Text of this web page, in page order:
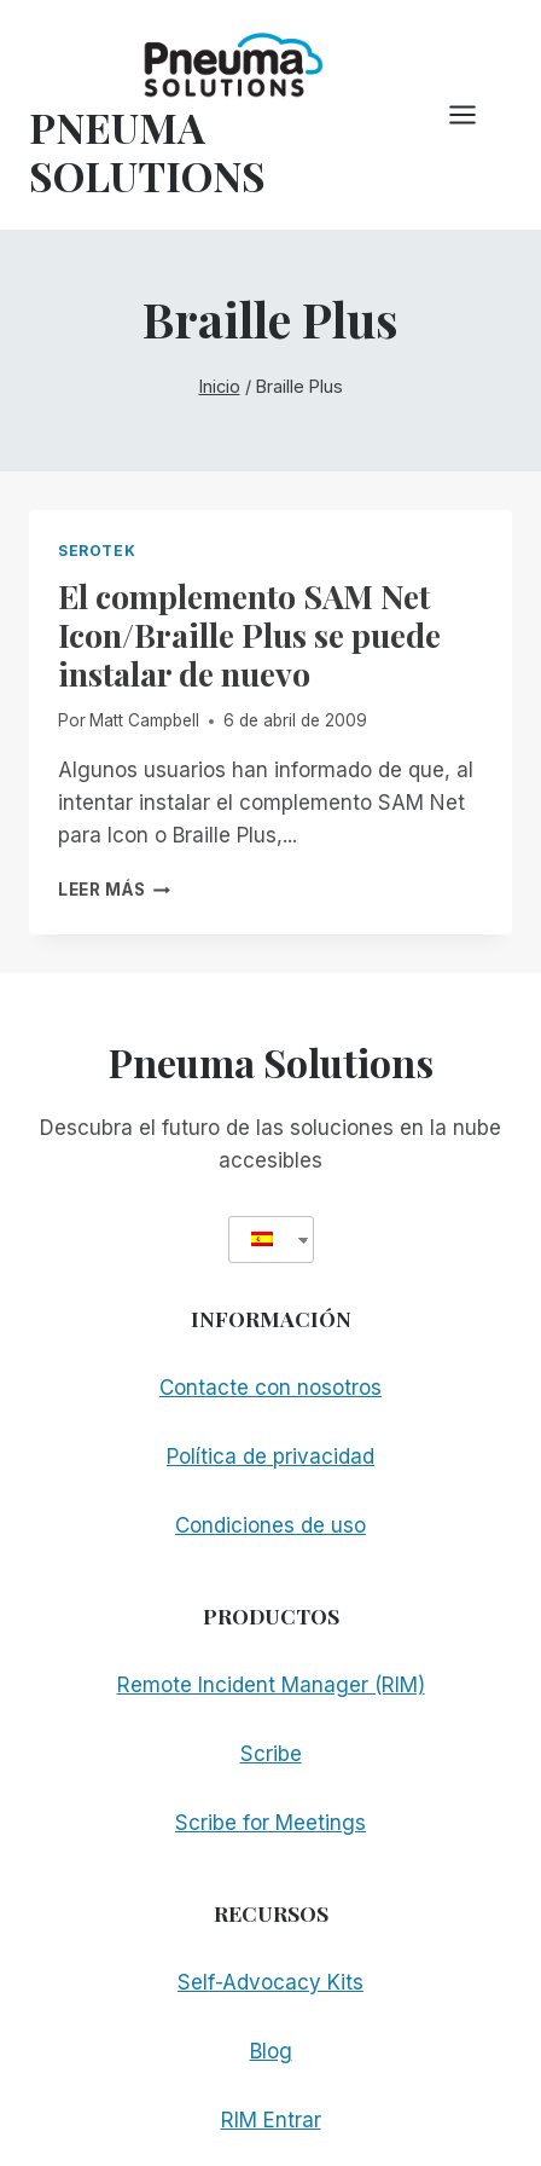
PNEUMA
SOLUTIONS
Braille Plus
Inicio / Braille Plus
SEROTEK
El complemento SAM Net
Icon/Braille Plus se puede
instalar de nuevo
Por Matt Campbell 6 de abril de 2009
Algunos usuarios han informado de que, al
intentar instalar el complemento SAM Net
para Icon o Braille Plus,...
LEER MÁS EL
PUEDE
NUEVO
Pneuma Solutions
Descubra el futuro de las soluciones en la nube
accesibles
INFORMACIÓN
Contacte con nosotros
Política de privacidad
Condiciones de uso
PRODUCTOS
Remote Incident Manager (RIM)
Scribe
Scribe for Meetings
RECURSOS
Self-Advocacy Kits
Blog
RIM Entrar